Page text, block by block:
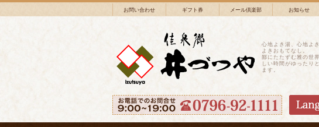
お問い合わせ ギフト券 メール倶楽部 お知らせ
心地よき湯、心地よ
よきおもてなし。
鄙にたたずむ雅の世
しい時間がゆったり
ます。